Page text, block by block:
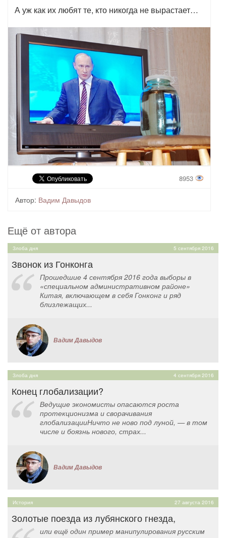
А уж как их любят те, кто никогда не вырастает…
8953
Автор: Вадим Давыдов
Ещё от автора
Злоба дня 5 сентября 2016
Звонок из Гонконга
Прошедшие 4 сентября 2016 года выборы в
«специальном административном районе»
Китая, включающем в себя Гонконг и ряд
близлежащих...
Вадим Давыдов
Злоба дня 4 сентября 2016
Конец глобализации?
Ведущие экономисты опасаются роста
протекционизма и сворачивания
глобализацииНичто не ново под луной, — в том
числе и боязнь нового, страх...
Вадим Давыдов
История 27 августа 2016
Золотые поезда из лубянского гнезда,
или ещё один пример манипулирования русским